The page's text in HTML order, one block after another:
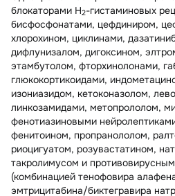
блокаторами Н2-гистаминовых
бисфосфонатами, цефдиниром,
хлорохином, циклинами,
дифлунизалом, дигоксином,
этамбутолом, фторхинолонами,
глюкокортикоидами,
изониазидом, кетоконазолом,
линкозамидами, метопрололом,
фенотиазиновыми
фенитоином, пропранололом,
риоцигуатом, розувастатином,
такролимусом и
(комбинацией тенофовира
эмтрицитабина/биктегравира